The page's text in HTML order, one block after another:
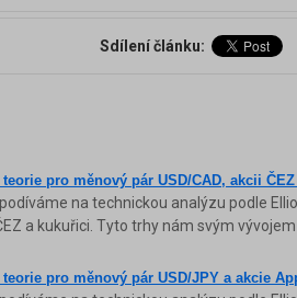
Sdílení článku:
pro měnový pár USD/CAD, akcii
na technickou analýzu podle
a kukuřici. Tyto trhy nám svým
pro měnový pár USD/JPY a akcie